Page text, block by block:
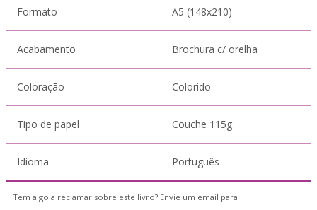
Formato A5 (148x210)
Acabamento Brochura c/ orelha
Coloração Colorido
Tipo de papel Couche 115g
Idioma Português
Tem algo a reclamar sobre este livro? Envie um email para